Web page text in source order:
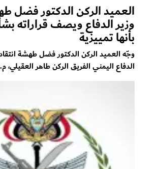
العميد الركن الدكتور فضل
وزير الدفاع ويصف قراراته
بأنها تمييزية
وجّه العميد الركن الدكتور فضل طهشة
الدفاع اليمني الفريق الركن طاهر العقيلي،